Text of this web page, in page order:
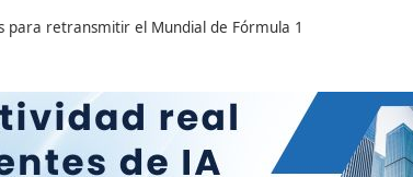
para retransmitir el Mundial de Fórmula 1